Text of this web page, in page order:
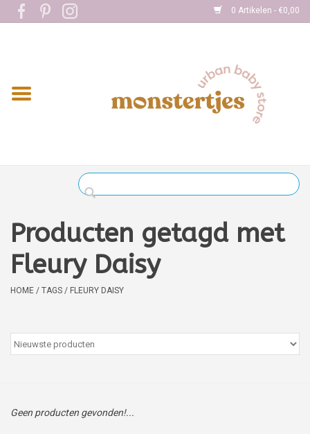
0 Artikelen - €0,00
Home
Kleding
Verzorging
Boekjes
kaartjes
Producten getagd met
Fleury Daisy
HOME / TAGS / FLEURY DAISY
Geen producten gevonden!...